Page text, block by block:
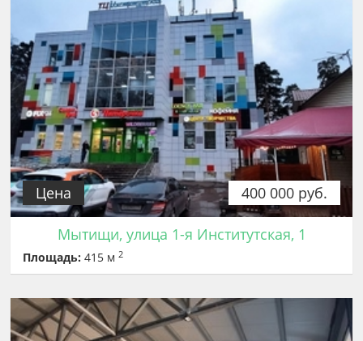
400 000 руб.
Цена
Мытищи, улица 1-я Институтская, 1
Площадь: 415 м2